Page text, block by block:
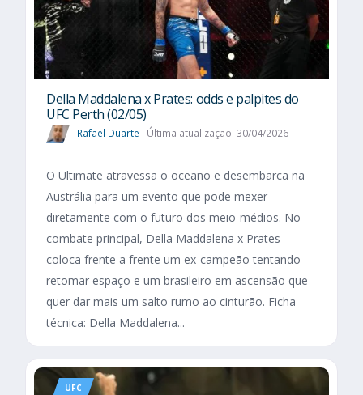
Della Maddalena x Prates: odds e palpites do
UFC Perth (02/05)
Rafael Duarte Última atualização: 30/04/2026
O Ultimate atravessa o oceano e desembarca na
Austrália para um evento que pode mexer
diretamente com o futuro dos meio-médios. No
combate principal, Della Maddalena x Prates
coloca frente a frente um ex-campeão tentando
retomar espaço e um brasileiro em ascensão que
quer dar mais um salto rumo ao cinturão. Ficha
técnica: Della Maddalena...
UFC